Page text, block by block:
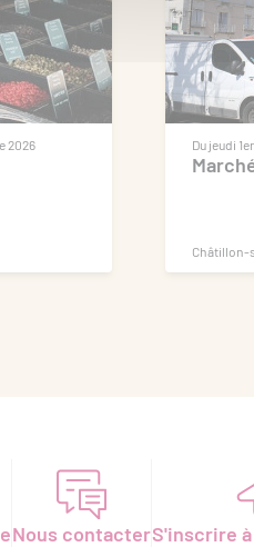
2026 Du jeudi
Châtillon-
Nous contacterS'inscrire